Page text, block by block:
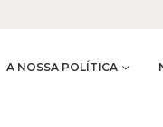
A NOSSA POLÍTICA